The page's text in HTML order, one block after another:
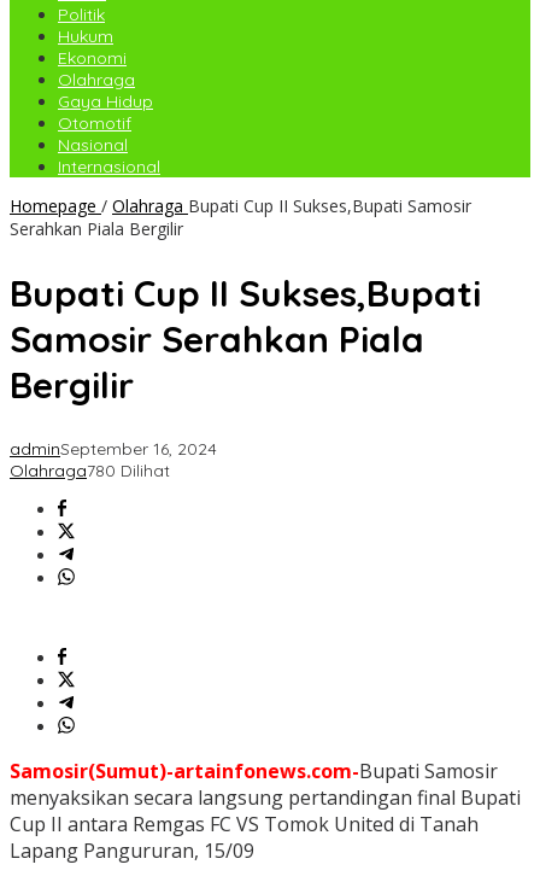
Politik
Hukum
Ekonomi
Olahraga
Gaya Hidup
Otomotif
Nasional
Internasional
Homepage / Olahraga Bupati Cup II Sukses,Bupati Samosir
Serahkan Piala Bergilir
Bupati Cup II Sukses,Bupati
Samosir Serahkan Piala
Bergilir
adminSeptember 16, 2024
Olahraga780 Dilihat
Samosir(Sumut)-artainfonews.com-Bupati Samosir
menyaksikan secara langsung pertandingan final Bupati
Cup II antara Remgas FC VS Tomok United di Tanah
Lapang Pangururan, 15/09